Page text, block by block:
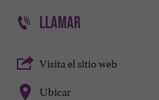
LLAMAR
Visita el sitio web
Ubicar